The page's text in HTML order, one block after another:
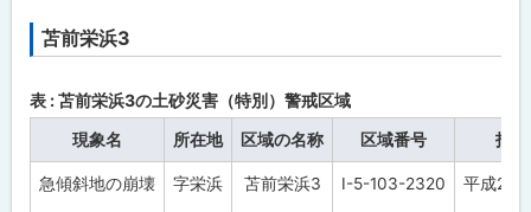
ト
プ
る
苫前栄浜3
表 : 苫前栄浜3の土砂災害（特別）警戒区域
現象名 所在地 区域の名称 区域番号 指
急傾斜地の崩壊 字栄浜 苫前栄浜3 Ⅰ-5-103-2320 平成28